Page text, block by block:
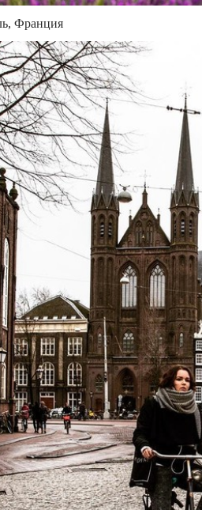
Франция